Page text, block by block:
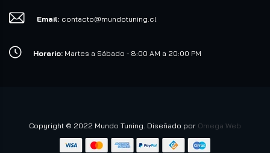
Email: contacto@mundotuning.cl
Horario: Martes a Sábado - 8:00 AM a 20:00 PM
Copyright © 2022 Mundo Tuning. Diseñado por Omega Web